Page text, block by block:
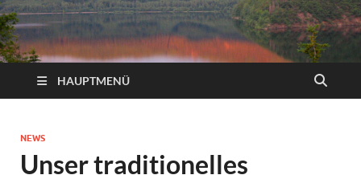
HAUPTMENÜ
NEWS
Unser traditionelles